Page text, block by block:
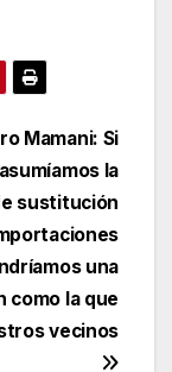
Mamani: Si
la
sustitución
una
como la que
vecinos